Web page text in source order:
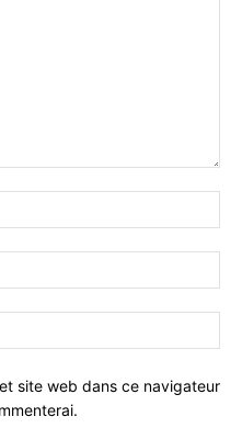
:*
:*
:
site web dans ce navigateur